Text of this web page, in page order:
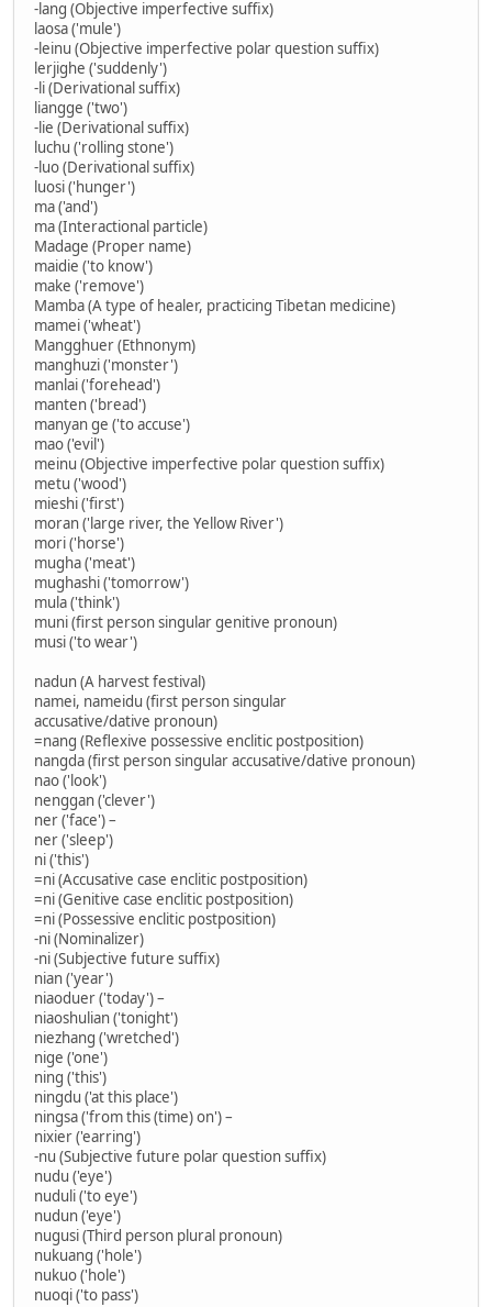
-lang (Objective imperfective suffix)
laosa ('mule')
-leinu (Objective imperfective polar question suffix)
lerjighe ('suddenly')
-li (Derivational suffix)
liangge ('two')
-lie (Derivational suffix)
luchu ('rolling stone')
-luo (Derivational suffix)
luosi ('hunger')
ma ('and')
ma (Interactional particle)
Madage (Proper name)
maidie ('to know')
make ('remove')
Mamba (A type of healer, practicing Tibetan medicine)
mamei ('wheat')
Mangghuer (Ethnonym)
manghuzi ('monster')
manlai ('forehead')
manten ('bread')
manyan ge ('to accuse')
mao ('evil')
meinu (Objective imperfective polar question suffix)
metu ('wood')
mieshi ('first')
moran ('large river, the Yellow River')
mori ('horse')
mugha ('meat')
mughashi ('tomorrow')
mula ('think')
muni (first person singular genitive pronoun)
musi ('to wear')
nadun (A harvest festival)
namei, nameidu (first person singular
accusative/dative pronoun)
=nang (Reflexive possessive enclitic postposition)
nangda (first person singular accusative/dative pronoun)
nao ('look')
nenggan ('clever')
ner ('face') –
ner ('sleep')
ni ('this')
=ni (Accusative case enclitic postposition)
=ni (Genitive case enclitic postposition)
=ni (Possessive enclitic postposition)
-ni (Nominalizer)
-ni (Subjective future suffix)
nian ('year')
niaoduer ('today') –
niaoshulian ('tonight')
niezhang ('wretched')
nige ('one')
ning ('this')
ningdu ('at this place')
ningsa ('from this (time) on') –
nixier ('earring')
-nu (Subjective future polar question suffix)
nudu ('eye')
nuduli ('to eye')
nudun ('eye')
nugusi (Third person plural pronoun)
nukuang ('hole')
nukuo ('hole')
nuoqi ('to pass')